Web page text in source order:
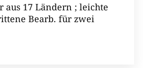
aus 17 Ländern ; leichte
Bearb. für zwei